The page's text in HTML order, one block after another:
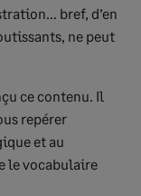
bref, d’en
ne peut
ce contenu. Il
repérer
et au
le vocabulaire